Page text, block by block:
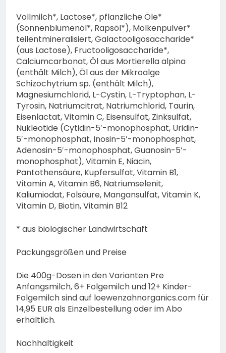
Vollmilch*, Lactose*, pflanzliche Öle*
(Sonnenblumenöl*, Rapsöl*), Molkenpulver*
teilentmineralisiert, Galactooligosaccharide*
(aus Lactose), Fructooligosaccharide*,
Calciumcarbonat, Öl aus Mortierella alpina
(enthält Milch), Öl aus der Mikroalge
Schizochytrium sp. (enthält Milch),
Magnesiumchlorid, L-Cystin, L-Tryptophan, L-
Tyrosin, Natriumcitrat, Natriumchlorid, Taurin,
Eisenlactat, Vitamin C, Eisensulfat, Zinksulfat,
Nukleotide (Cytidin-5′-monophosphat, Uridin-
5′-monophosphat, Inosin-5′-monophosphat,
Adenosin-5′-monophosphat, Guanosin-5′-
monophosphat), Vitamin E, Niacin,
Pantothensäure, Kupfersulfat, Vitamin B1,
Vitamin A, Vitamin B6, Natriumselenit,
Kaliumiodat, Folsäure, Mangansulfat, Vitamin K,
Vitamin D, Biotin, Vitamin B12
* aus biologischer Landwirtschaft
Packungsgrößen und Preise
Die 400g-Dosen in den Varianten Pre
Anfangsmilch, 6+ Folgemilch und 12+ Kinder-
Folgemilch sind auf loewenzahnorganics.com für
14,95 EUR als Einzelbestellung oder im Abo
erhältlich.
Nachhaltigkeit